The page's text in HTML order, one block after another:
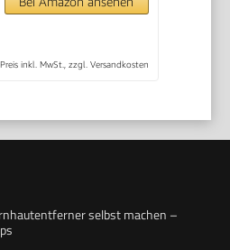
Preis inkl. MwSt., zzgl. Versandkosten
selbst machen –